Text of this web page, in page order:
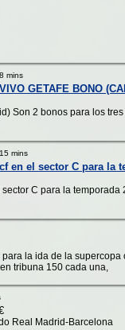
mins
GETAFE BONO
Son 2 bonos para los
mins
el sector C para la
C para la
la ida de la supercopa
tribuna 150 cada una,
Real Madrid-Barcelona